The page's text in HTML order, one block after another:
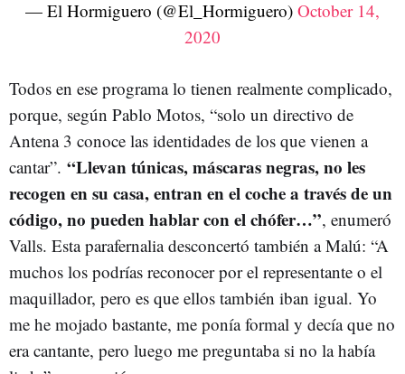
— El Hormiguero (@El_Hormiguero) October 14,
2020
Todos en ese programa lo tienen realmente complicado,
porque, según Pablo Motos, “solo un directivo de
Antena 3 conoce las identidades de los que vienen a
cantar”. “Llevan túnicas, máscaras negras, no les
recogen en su casa, entran en el coche a través de un
código, no pueden hablar con el chófer…”, enumeró
Valls. Esta parafernalia desconcertó también a Malú: “A
muchos los podrías reconocer por el representante o el
maquillador, pero es que ellos también iban igual. Yo
me he mojado bastante, me ponía formal y decía que no
era cantante, pero luego me preguntaba si no la había